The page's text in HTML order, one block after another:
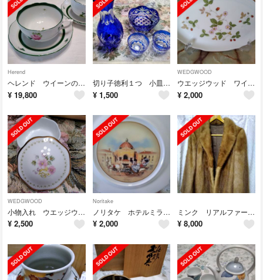
Herend
ヘレンド ウイーンのバラ カップ＆ソーサー ２客
¥ 19,800
切り子徳利１つ 小皿１つ 盃２つおまけ
¥ 1,500
WEDGWOOD
ウエッジウッド ワイルドストロベリー お皿１枚
¥ 2,000
WEDGWOOD
小物入れ ウエッジウッド ミラベル 未使用
¥ 2,500
Noritake
ノリタケ ホテルミラコスタ デイズニー お皿 ２枚
¥ 2,000
ミンク リアルファージャケット レディース 薄茶色 Lサイズ 13号月末お値下げ
¥ 8,000